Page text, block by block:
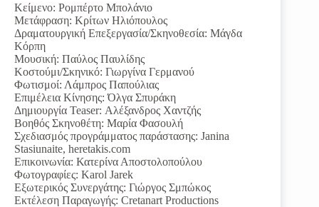
Κείμενο: Ρομπέρτο Μπολάνιο
Μετάφραση: Κρίτων Ηλιόπουλος
Δραματουργική Επεξεργασία/Σκηνοθεσία: Μάγδα
Κόρπη
Μουσική: Παύλος Παυλίδης
Κοστούμι/Σκηνικό: Γιωργίνα Γερμανού
Φωτισμοί: Λάμπρος Παπούλιας
Επιμέλεια Κίνησης: Όλγα Σπυράκη
Δημιουργία Teaser: Αλέξανδρος Χαντζής
Βοηθός Σκηνοθέτη: Μαρία Φασουλή
Σχεδιασμός προγράμματος παράστασης: Janina
Stasiunaite, heretakis.com
Επικοινωνία: Κατερίνα Αποστολοπούλου
Φωτογραφίες: Karol Jarek
Εξωτερικός Συνεργάτης: Γιώργος Σμπώκος
Εκτέλεση Παραγωγής: Cretanart Productions